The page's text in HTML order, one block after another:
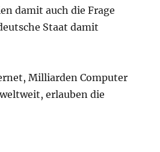
damit auch die Frage
Staat damit
Milliarden Computer
erlauben die